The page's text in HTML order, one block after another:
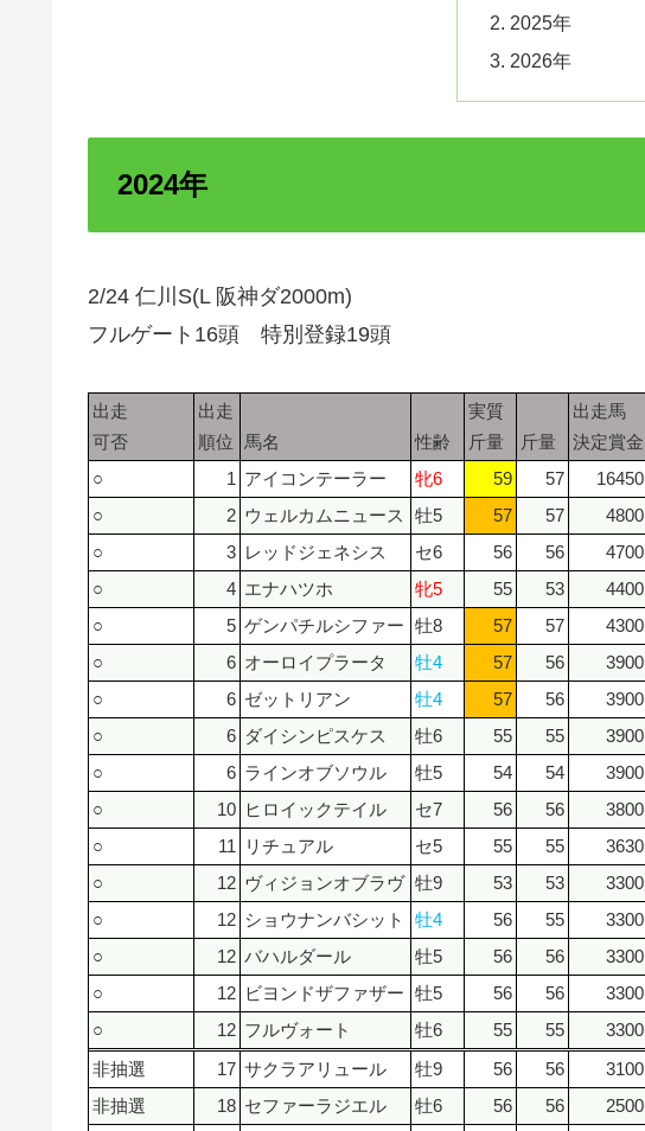
2025年
2026年
2024年
2/24 仁川S(L 阪神ダ2000m)
フルゲート16頭 特別登録19頭
出走
可否
出走
順位
馬名 性齢
実質
斤量
斤量
出走馬
決定賞金
○
1 アイコンテーラー 牝6 59 57 16450
○
2 ウェルカムニュース 牡5 57 57 4800
○
3 レッドジェネシス セ6 56 56 4700
○
4 エナハツホ 牝5 55 53 4400
○
5 ゲンパチルシファー 牡8 57 57 4300
○
6 オーロイプラータ 牡4 57 56 3900
○
6 ゼットリアン 牡4 57 56 3900
○
6 ダイシンピスケス 牡6 55 55 3900
○
6 ラインオブソウル 牡5 54 54 3900
○
10 ヒロイックテイル セ7 56 56 3800
○
11 リチュアル セ5 55 55 3630
○
12 ヴィジョンオブラヴ 牡9 53 53 3300
○
12 ショウナンバシット 牡4 56 55 3300
○
12 バハルダール 牡5 56 56 3300
○
12 ビヨンドザファザー 牡5 56 56 3300
○
12 フルヴォート 牡6 55 55 3300
非抽選 17 サクラアリュール 牡9 56 56 3100
非抽選
18 セファーラジエル 牡6 56 56 2500